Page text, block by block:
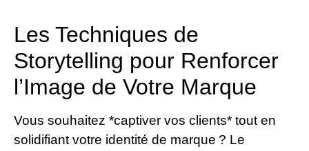
Les Techniques de
Storytelling pour Renforcer
l’Image de Votre Marque
Vous souhaitez *captiver vos clients* tout en
solidifiant votre identité de marque ? Le